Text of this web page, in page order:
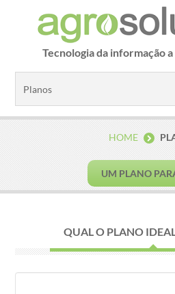
Tecnologia da informação
HOME
UM PLANO
QUAL O PLANO